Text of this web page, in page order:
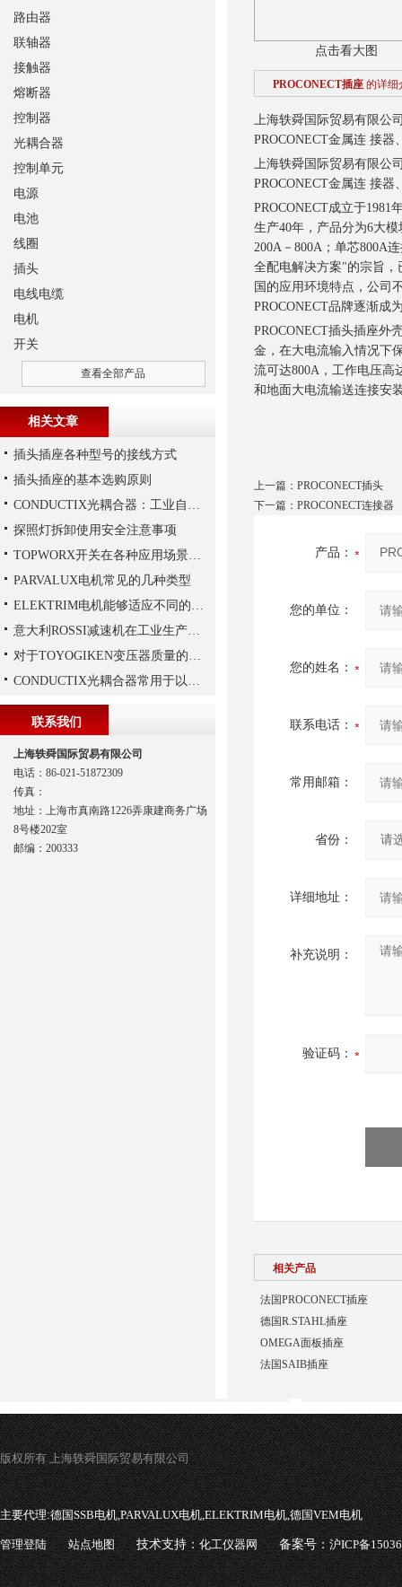
点击看大图
PROCONECT插座 的详细
上海轶舜国际贸易有限公
PROCONECT金属连 接器
上海轶舜国际贸易有限公
PROCONECT金属连 接器
PROCONECT成立于1981
生产40年，产品分为6大
200A－800A；单芯800A
全配电解决方案"的宗旨
国的应用环境特点，公司
PROCONECT品牌逐渐成
PROCONECT插头插座外
金，在大电流输入情况下
流可达800A，工作电压高
和地面大电流输送连接安
上一篇： PROCONECT插头
下一篇： PROCONECT连接器
产品：
您的单位：
您的姓名：
联系电话：
常用邮箱：
省份：
详细地址：
补充说明：
验证码：
相关产品
法国PROCONECT插座
德国R.STAHL插座
OMEGA面板插座
法国SAIB插座
路由器
联轴器
接触器
熔断器
控制器
光耦合器
控制单元
电源
电池
线圈
插头
电线电缆
电机
开关
查看全部产品
相关文章
插头插座各种型号的接线方式
插头插座的基本选购原则
CONDUCTIX光耦合器：工业自动化的“安全信使”
探照灯拆卸使用安全注意事项
TOPWORX开关在各种应用场景中的功能
PARVALUX电机常见的几种类型
ELEKTRIM电机能够适应不同的工作需求
意大利ROSSI减速机在工业生产中的主要应用场景与技术优势
对于TOYOGIKEN变压器质量的好坏如何判断
CONDUCTIX光耦合器常用于以下领域当中
联系我们
上海轶舜国际贸易有限公司
电话：86-021-51872309
传真：
地址：上海市真南路1226弄康建商务广场
8号楼202室
邮编：200333
版权所有 上海轶舜国际贸易有限公司
主要代理:德国SSB电机,PARVALUX电机,ELEKTRIM电机,德国VEM电机
管理登陆 站点地图 技术支持：化工仪器网 备案号：沪ICP备